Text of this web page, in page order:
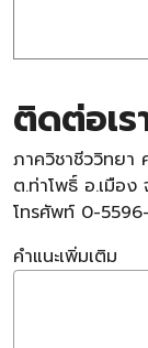
ติดต่อเร
ภาควิชาชีววิทยา
ต.ท่าโพธิ์ อ.เมือ
โทรศัพท์ 0-
คำแนะเพิ่มเติม